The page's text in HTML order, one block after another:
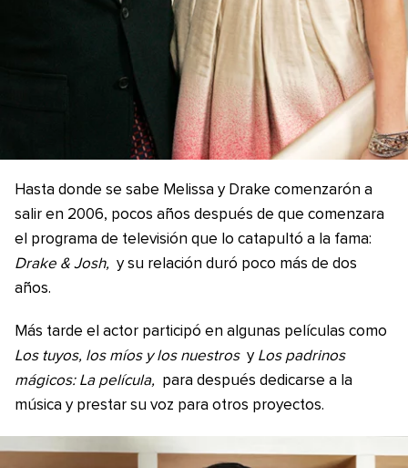
Hasta donde se sabe Melissa y Drake comenzarón a
salir en 2006, pocos años después de que comenzara
el programa de televisión que lo catapultó a la fama:
Drake & Josh, y su relación duró poco más de dos
años.
Más tarde el actor participó en algunas películas como
Los tuyos, los míos y los nuestros y Los padrinos
mágicos: La película, para después dedicarse a la
música y prestar su voz para otros proyectos.